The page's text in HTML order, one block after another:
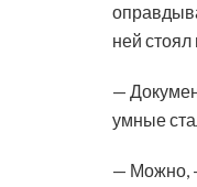
ней
—
умные
— Можно,